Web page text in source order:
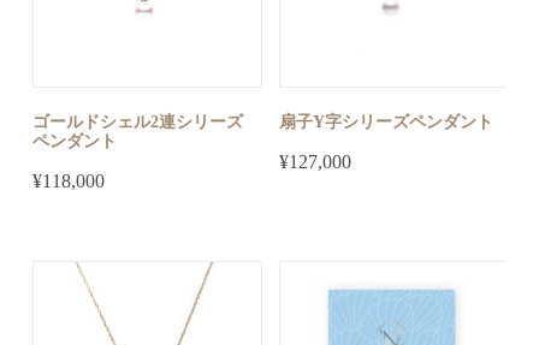
ゴールドシェル2連シリーズ
ペンダント
¥118,000
扇子Y字シリーズペンダント
¥127,000